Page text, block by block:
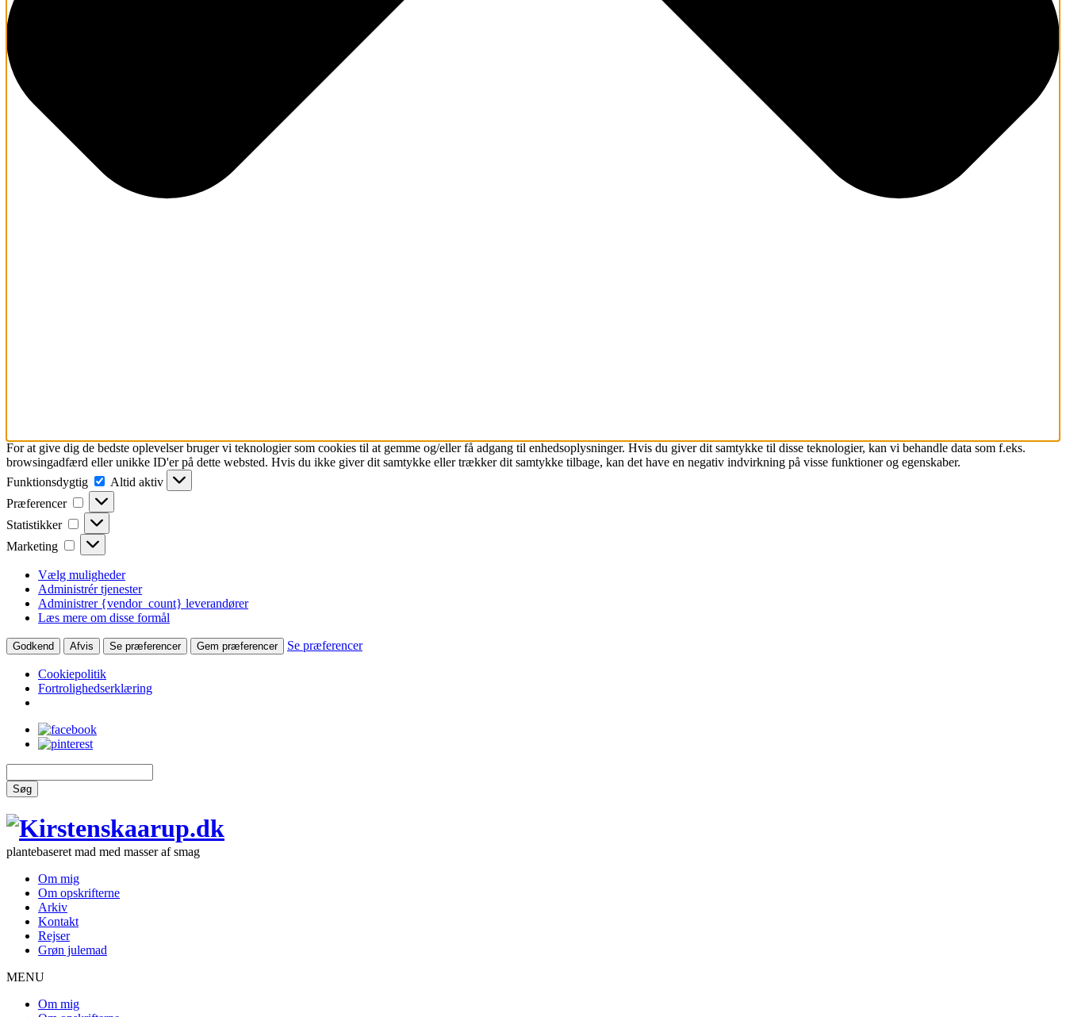
For at give dig de bedste oplevelser bruger vi teknologier som cookies til at gemme og/eller få adgang til enhedsoplysninger. Hvis du giver dit samtykke til disse teknologier, kan vi behandle data som f.eks.
browsingadfærd eller unikke ID'er på dette websted. Hvis du ikke giver dit samtykke eller trækker dit samtykke tilbage, kan det have en negativ indvirkning på visse funktioner og egenskaber.
Funktionsdygtig
Funktionsdygtig
Altid aktiv
Præferencer
Præferencer
Statistikker Statistikker
Marketing Marketing
Vælg muligheder
Administrér tjenester
Administrer {vendor_count} leverandører
Læs mere om disse formål
Godkend Afvis Se præferencer Gem præferencer Se præferencer
Cookiepolitik
Fortrolighedserklæring
Søg
plantebaseret mad med masser af smag
Om mig
Om opskrifterne
Arkiv
Kontakt
Rejser
Grøn julemad
MENU
Om mig